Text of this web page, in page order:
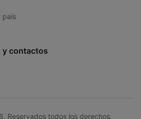
país
y contactos
Reservados todos los derechos.